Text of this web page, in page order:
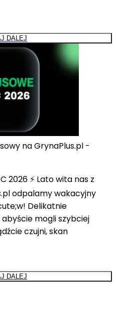
DALEJ
na GrynaPlus.pl -
2026 ⚡ Lato wita nas z
odpalamy wakacyjny
Delikatnie
mogli szybciej
czujni, skan
DALEJ